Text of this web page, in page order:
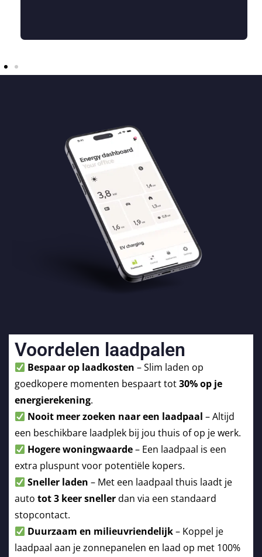
Voordelen laadpalen
Bespaar op laadkosten – Slim laden op
goedkopere momenten bespaart tot30% op je
energierekening.
Nooit meer zoeken naar een laadpaal – Altijd
een beschikbare laadplek bij jou thuis of op je werk.
Hogere woningwaarde– Een laadpaal is een
extra pluspunt voor potentiële kopers.
Sneller laden – Met een laadpaal thuis laadt je
auto tot 3 keer snellerdan via een standaard
stopcontact.
Duurzaam en milieuvriendelijk– Koppel je
laadpaal aan je zonnepanelen en laad op met 100%